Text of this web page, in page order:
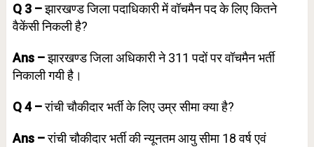
Q 3 –झारखण्ड जिला पदाधिकारी में वॉचमैन पद के लिए कितने
वैकेंसी निकली है?
Ans –झारखण्ड जिला अधिकारी ने 311 पदों पर वॉचमैन भर्ती
निकाली गयी है।
Q 4 –रांची चौकीदार भर्ती के लिए उम्र सीमा क्या है?
Ans –रांची चौकीदार भर्ती की न्यूनतम आयु सीमा 18 वर्ष एवं